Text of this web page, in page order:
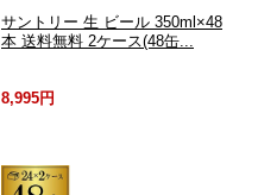
サントリー 生 ビール 350ml×48
本 送料無料 2ケース(48缶...
8,995円